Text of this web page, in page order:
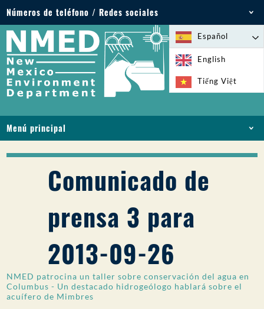
Números de teléfono / Redes sociales
Teléfono: 505-827-2855
1-800-219-6157
Emergencias medioambientales: 505-827-9329
(24 horas)
Español
English
Tiếng Việt
Menú principal
LICENCIAS Y PERMISOS
PFAS EN NM
FINANCIACIÓN
SERVICIOS EN LÍNEA
BIBLIOTECA
PARTICIPACIÓN DEL PÚBLICO
Buscar:
Comunicado de
prensa 3 para
2013-09-26
NMED patrocina un taller sobre conservación del agua en
Columbus - Un destacado hidrogeólogo hablará sobre el
acuífero de Mimbres